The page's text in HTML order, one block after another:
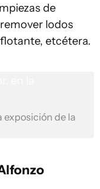
de
lodos
etcétera.
exposición de la